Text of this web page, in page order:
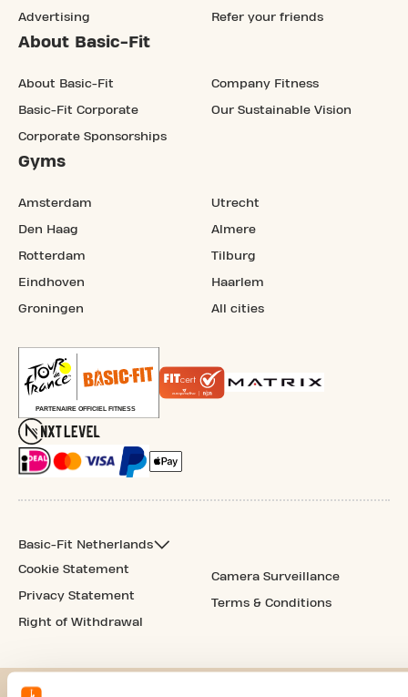
Advertising Refer your friends
About Basic-Fit
About Basic-Fit
Basic-Fit Corporate
Corporate Sponsorships
Company Fitness
Our Sustainable Vision
Gyms
Amsterdam
Den Haag
Rotterdam
Eindhoven
Groningen
Utrecht
Almere
Tilburg
Haarlem
All cities
Basic-Fit Netherlands
Cookie Statement
Privacy Statement
Right of Withdrawal
Camera Surveillance
Terms & Conditions